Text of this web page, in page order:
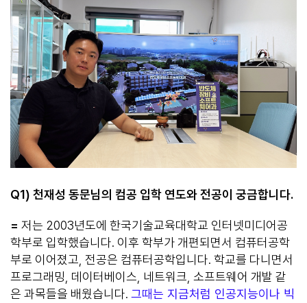
Q1) 천재성 동문님의 컴공 입학 연도와 전공이 궁금합니다.
= 저는 2003년도에 한국기술교육대학교 인터넷미디어공
학부로 입학했습니다. 이후 학부가 개편되면서 컴퓨터공학
부로 이어졌고, 전공은 컴퓨터공학입니다. 학교를 다니면서
프로그래밍, 데이터베이스, 네트워크, 소프트웨어 개발 같
은 과목들을 배웠습니다. 그때는 지금처럼 인공지능이나 빅